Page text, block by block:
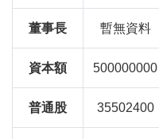
董事長 暫無資料
資本額 500000000
普通股 35502400